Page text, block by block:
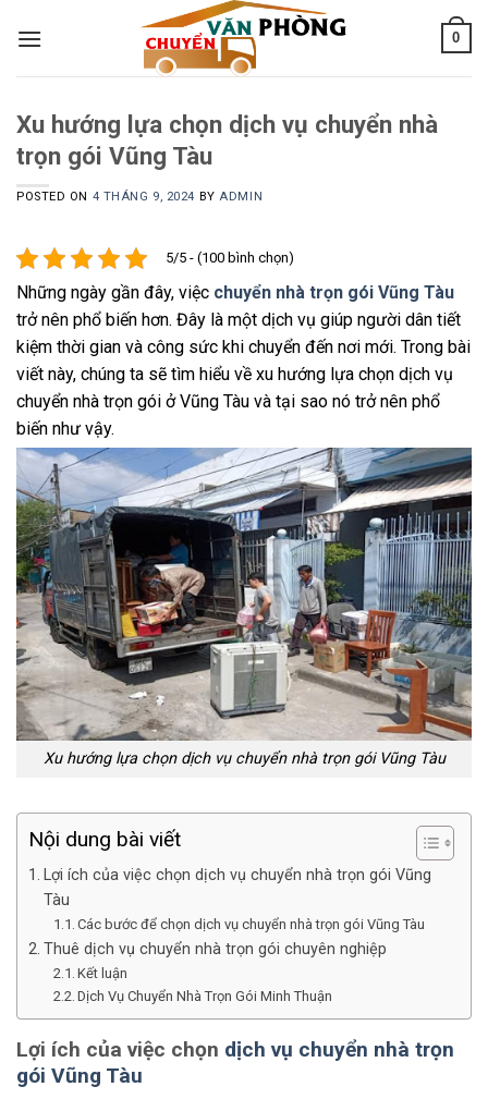
0
Xu hướng lựa chọn dịch vụ chuyển nhà
trọn gói Vũng Tàu
POSTED ON 4 THÁNG 9, 2024 BYADMIN
5/5 - (100 bình chọn)
Những ngày gần đây, việc chuyển nhà trọn gói Vũng Tàu
trở nên phổ biến hơn. Đây là một dịch vụ giúp người dân tiết
kiệm thời gian và công sức khi chuyển đến nơi mới. Trong bài
viết này, chúng ta sẽ tìm hiểu về xu hướng lựa chọn dịch vụ
chuyển nhà trọn gói ở Vũng Tàu và tại sao nó trở nên phổ
biến như vậy.
Xu hướng lựa chọn dịch vụ chuyển nhà trọn gói Vũng Tàu
Nội dung bài viết
Lợi ích của việc chọn dịch vụ chuyển nhà trọn gói Vũng
Tàu
Các bước để chọn dịch vụ chuyển nhà trọn gói Vũng Tàu
Thuê dịch vụ chuyển nhà trọn gói chuyên nghiệp
Kết luận
Dịch Vụ Chuyển Nhà Trọn Gói Minh Thuận
Lợi ích của việc chọn dịch vụ chuyển nhà trọn
gói Vũng Tàu